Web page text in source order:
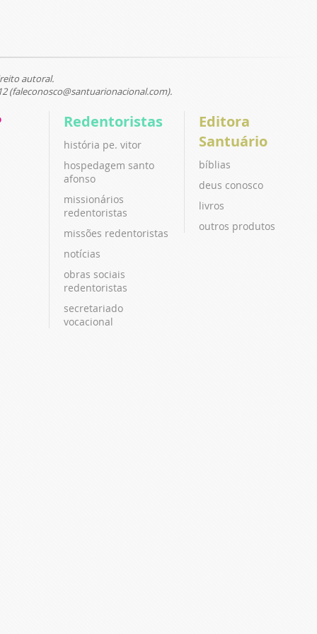
autoral.
(faleconosco@santuarionacional.com).
Redentoristas
história pe. vitor
hospedagem santo
afonso
missionários
redentoristas
missões redentoristas
notícias
obras sociais
redentoristas
secretariado
vocacional
Editora
Santuário
bíblias
deus conosco
livros
outros produtos